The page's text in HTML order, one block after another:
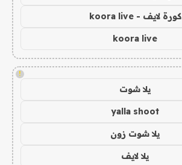
كورة لايف - koora live
koora live
!
يلا شوت
yalla shoot
يلا شوت زون
يلا لايف